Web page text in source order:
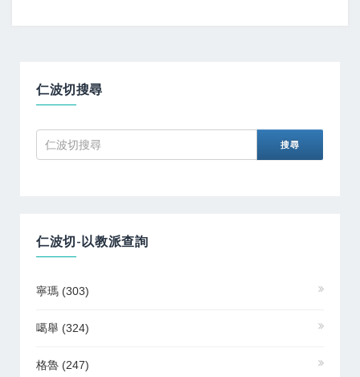
仁波切搜尋
仁波切-以教派查詢
寧瑪 (303)
噶舉 (324)
格魯 (247)